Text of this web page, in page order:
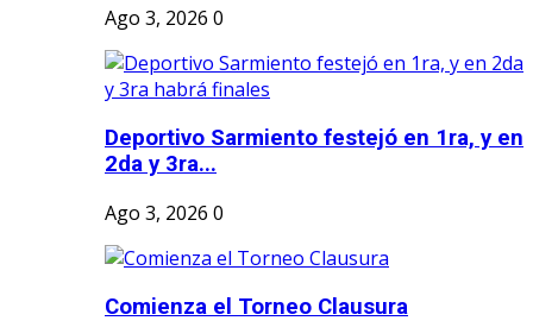
Ago 3, 2026 0
Deportivo Sarmiento festejó en 1ra, y en
2da y 3ra...
Ago 3, 2026 0
Comienza el Torneo Clausura